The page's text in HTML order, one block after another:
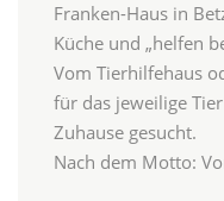
Franken-Haus in
Küche und „helfen
Vom Tierhilfehaus
für das jeweilige
Zuhause gesucht.
Nach dem Motto: